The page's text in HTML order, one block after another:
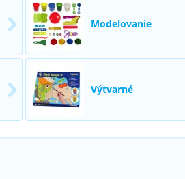
Modelovanie
Výtvarné